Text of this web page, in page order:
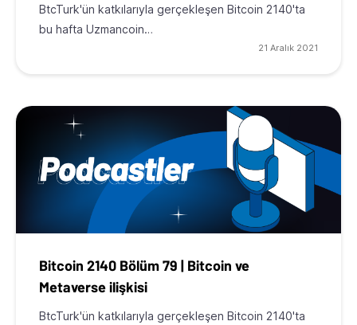
BtcTurk'ün katkılarıyla gerçekleşen Bitcoin 2140'ta
bu hafta Uzmancoin…
21 Aralık 2021
Bitcoin 2140 Bölüm 79 | Bitcoin ve
Metaverse ilişkisi
BtcTurk'ün katkılarıyla gerçekleşen Bitcoin 2140'ta